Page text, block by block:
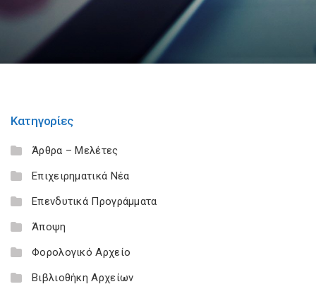
Κατηγορίες
Άρθρα – Μελέτες
Επιχειρηματικά Νέα
Επενδυτικά Προγράμματα
Άποψη
Φορολογικό Αρχείο
Βιβλιοθήκη Αρχείων